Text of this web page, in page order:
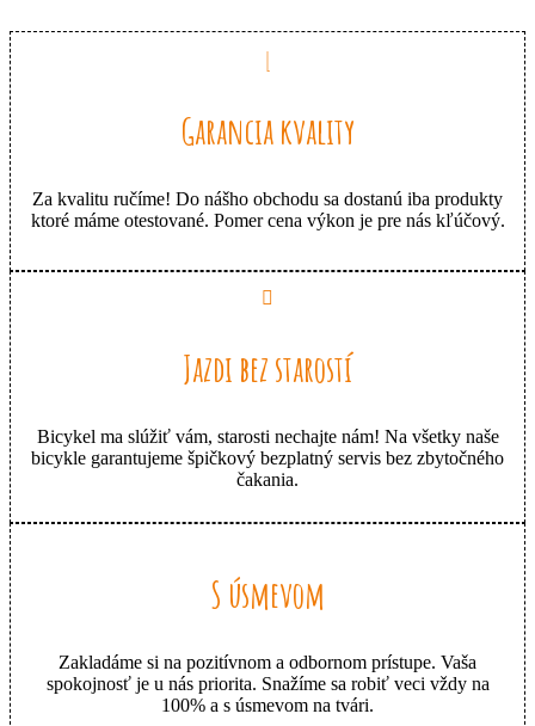
may
Garancia kvality
Za kvalitu ručíme! Do nášho obchodu sa dostanú iba produkty
ktoré máme otestované. Pomer cena výkon je pre nás kľúčový.
Jazdi bez starostí
Bicykel ma slúžiť vám, starosti nechajte nám! Na všetky naše
bicykle garantujeme špičkový bezplatný servis bez zbytočného
čakania.
S úsmevom
Zakladáme si na pozitívnom a odbornom prístupe. Vaša
spokojnosť je u nás priorita. Snažíme sa robiť veci vždy na
100% a s úsmevom na tvári.